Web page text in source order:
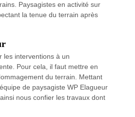
Paysagistes en activité sur
la tenue du terrain après
les interventions à un
Pour cela, il faut mettre en
du terrain. Mettant
de paysagiste WP Elagueur
nous confier les travaux dont